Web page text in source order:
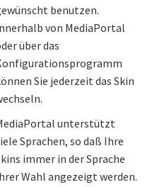
benutzen.
von MediaPortal
über das
Sie jederzeit das Skin
unterstützt
Sprachen, so daß Ihre
immer in der Sprache
Wahl angezeigt werden.